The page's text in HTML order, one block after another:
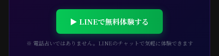
▶ LINEで無料体験する
※ 電話占いではありません。LINEのチャットで気軽に体験できます